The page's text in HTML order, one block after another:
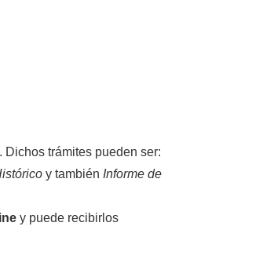
trámites pueden ser:
y también Informe de
y puede recibirlos